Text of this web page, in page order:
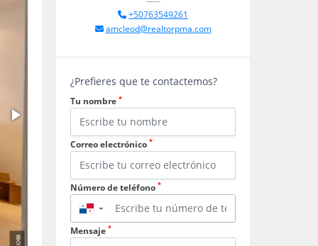
+50763549261
amcleod@realtorpma.com
¿Prefieres que te contactemos?
Tu nombre *
Correo electrónico *
Número de teléfono *
▼
Mensaje *